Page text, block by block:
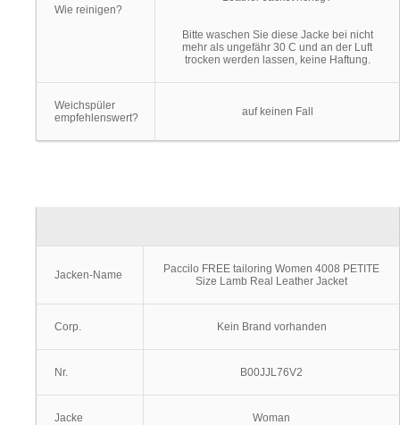
Wie reinigen?
Bitte waschen Sie diese Jacke bei nicht
mehr als ungefähr 30 C und an der Luft
trocken werden lassen, keine Haftung.
Weichspüler
empfehlenswert?
auf keinen Fall
Jacken-Name
Paccilo FREE tailoring Women 4008 PETITE
Size Lamb Real Leather Jacket
Corp. Kein Brand vorhanden
Nr. B00JJL76V2
Jacke Woman